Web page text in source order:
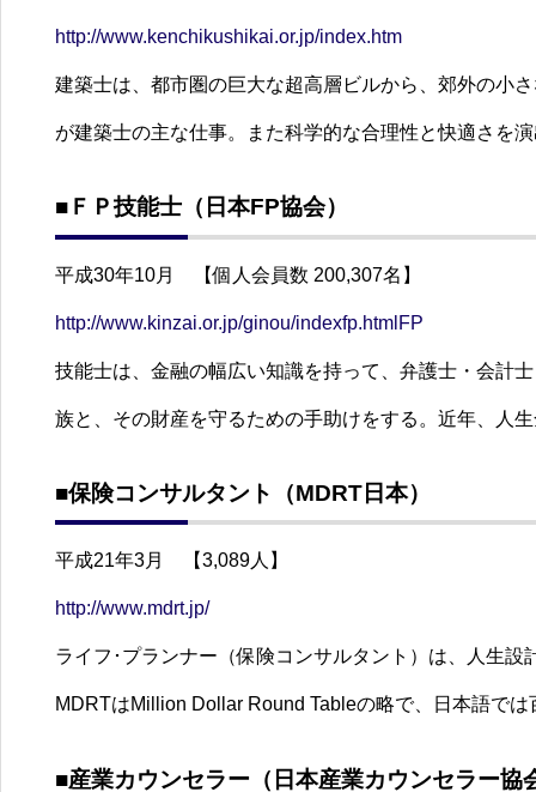
http://www.kenchikushikai.or.jp/index.htm
建築士は、都市圏の巨大な超高層ビルから、郊外の小
が建築士の主な仕事。また科学的な合理性と快適さを
■ＦＰ技能士（日本FP協会）
平成30年10月 【個人会員数 200,307名】
http://www.kinzai.or.jp/ginou/indexfp.htmlFP
技能士は、金融の幅広い知識を持って、弁護士・会計
族と、その財産を守るための手助けをする。近年、人
■保険コンサルタント（MDRT日本）
平成21年3月 【3,089人】
http://www.mdrt.jp/
ライフ･プランナー（保険コンサルタント）は、人生
MDRTはMillion Dollar Round Tableの略で、日本語で
■産業カウンセラー（日本産業カウンセラー協